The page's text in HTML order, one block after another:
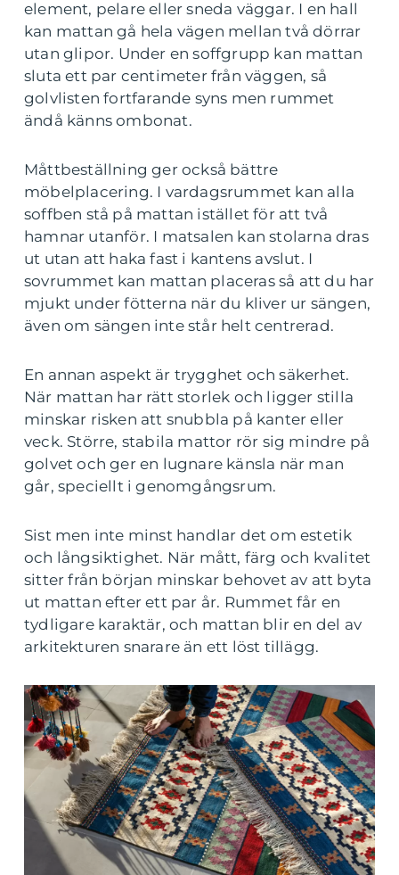
element, pelare eller sneda väggar. I en hall
kan mattan gå hela vägen mellan två dörrar
utan glipor. Under en soffgrupp kan mattan
sluta ett par centimeter från väggen, så
golvlisten fortfarande syns men rummet
ändå känns ombonat.
Måttbeställning ger också bättre
möbelplacering. I vardagsrummet kan alla
soffben stå på mattan istället för att två
hamnar utanför. I matsalen kan stolarna dras
ut utan att haka fast i kantens avslut. I
sovrummet kan mattan placeras så att du har
mjukt under fötterna när du kliver ur sängen,
även om sängen inte står helt centrerad.
En annan aspekt är trygghet och säkerhet.
När mattan har rätt storlek och ligger stilla
minskar risken att snubbla på kanter eller
veck. Större, stabila mattor rör sig mindre på
golvet och ger en lugnare känsla när man
går, speciellt i genomgångsrum.
Sist men inte minst handlar det om estetik
och långsiktighet. När mått, färg och kvalitet
sitter från början minskar behovet av att byta
ut mattan efter ett par år. Rummet får en
tydligare karaktär, och mattan blir en del av
arkitekturen snarare än ett löst tillägg.